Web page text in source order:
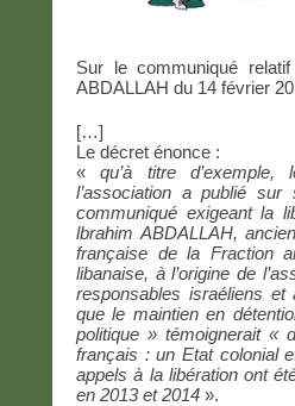
Sur le communiqué
ABDALLAH du 14 février
[…]
Le décret énonce :
«qu’à titre
l’association a publié
communiqué exigeant la
lbrahim ABDALLAH,
française de la Fraction
libanaise, à l’origine de
responsables israéliens et
que le maintien en
politique » témoignerait «
français : un Etat colonial
appels à la libération ont
en 2013 et 2014 ».